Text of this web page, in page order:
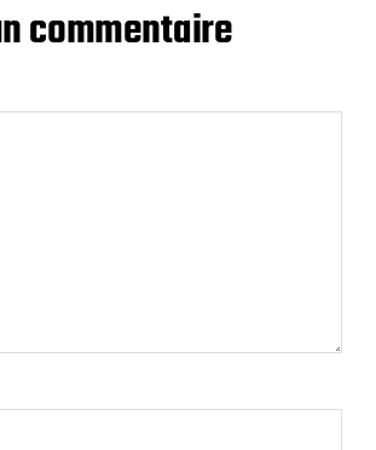
commentaire